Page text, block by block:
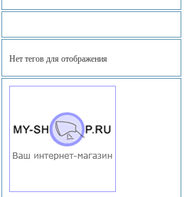
Нет тегов для отображения